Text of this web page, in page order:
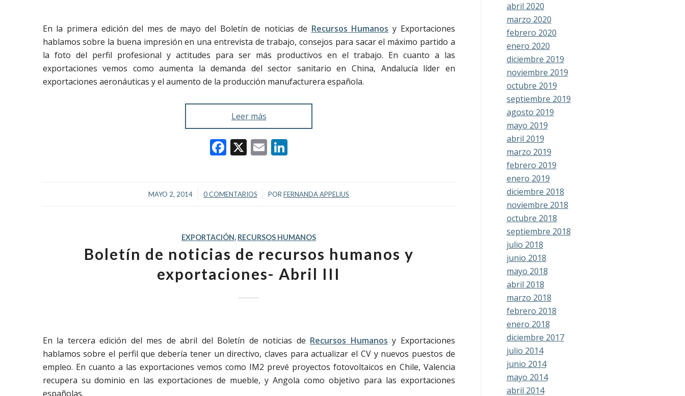
En la primera edición del mes de mayo del Boletín de noticias de Recursos Humanos y Exportaciones
hablamos sobre la buena impresión en una entrevista de trabajo, consejos para sacar el máximo partido a
la foto del perfil profesional y actitudes para ser más productivos en el trabajo. En cuanto a las
exportaciones vemos como aumenta la demanda del sector sanitario en China, Andalucía líder en
exportaciones aeronáuticas y el aumento de la producción manufacturera española.
Leer más
Facebook
X Email
MAYO 2, 2014
/ 0 COMENTARIOS
/ PORFERNANDA APPELIUS
EXPORTACIÓN, RECURSOS HUMANOS
Boletín de noticias de recursos humanos y
exportaciones- Abril III
En la tercera edición del mes de abril del Boletín de noticias de Recursos Humanos y Exportaciones
hablamos sobre el perfil que debería tener un directivo, claves para actualizar el CV y nuevos puestos de
empleo. En cuanto a las exportaciones vemos como IM2 prevé proyectos fotovoltaicos en Chile, Valencia
recupera su dominio en las exportaciones de mueble, y Angola como objetivo para las exportaciones
españolas.
abril 2020
marzo 2020
febrero 2020
enero 2020
diciembre 2019
noviembre 2019
octubre 2019
septiembre 2019
agosto 2019
mayo 2019
abril 2019
marzo 2019
febrero 2019
enero 2019
diciembre 2018
noviembre 2018
octubre 2018
septiembre 2018
julio 2018
junio 2018
mayo 2018
abril 2018
marzo 2018
febrero 2018
enero 2018
diciembre 2017
julio 2014
junio 2014
mayo 2014
abril 2014